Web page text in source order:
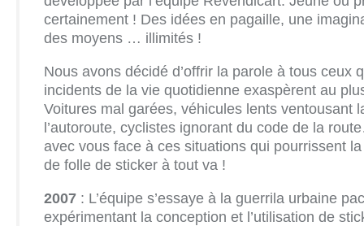
certainement ! Des idées en pagaille, une
des moyens … illimités !
Nous avons décidé d’offrir la parole à tous ceux
incidents de la vie quotidienne exaspèrent au
Voitures mal garées, véhicules lents ventousant
l’autoroute, cyclistes ignorant du code de la
avec vous face à ces situations qui pourrissent la
de folle de sticker à tout va !
2007 : L’équipe s’essaye à la guerrila urbaine
expérimentant la conception et l’utilisation de